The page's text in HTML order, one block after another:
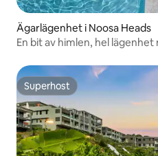
Ägarlägenhet i Noosa Heads
En bit av himlen, hel
Superhost
Superhost